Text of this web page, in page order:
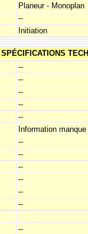
Planeur - Monoplan
--
Initiation
SPÉCIFICATIONS
--
--
--
--
--
Information manque
--
--
--
--
--
--
--